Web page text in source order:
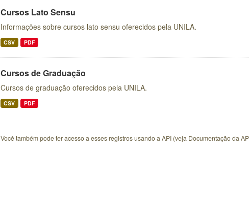
Cursos Lato Sensu
Informações sobre cursos lato sensu oferecidos pela UNILA.
CSV PDF
Cursos de Graduação
Cursos de graduação oferecidos pela UNILA.
CSV PDF
Você também pode ter acesso a esses registros usando a API(veja Documentação da